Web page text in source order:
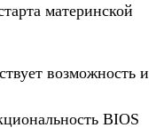
материнской
возможность и
BIOS